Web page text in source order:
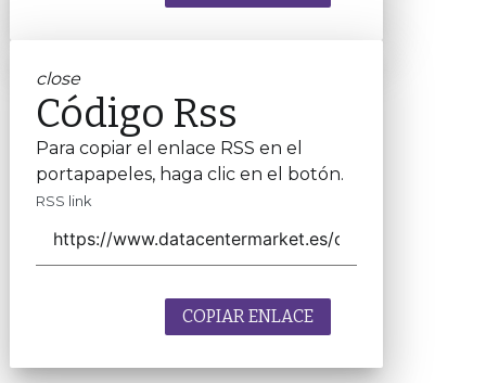
close
Código Rss
Para copiar el enlace RSS en el
portapapeles, haga clic en el botón.
RSS link
COPIAR ENLACE